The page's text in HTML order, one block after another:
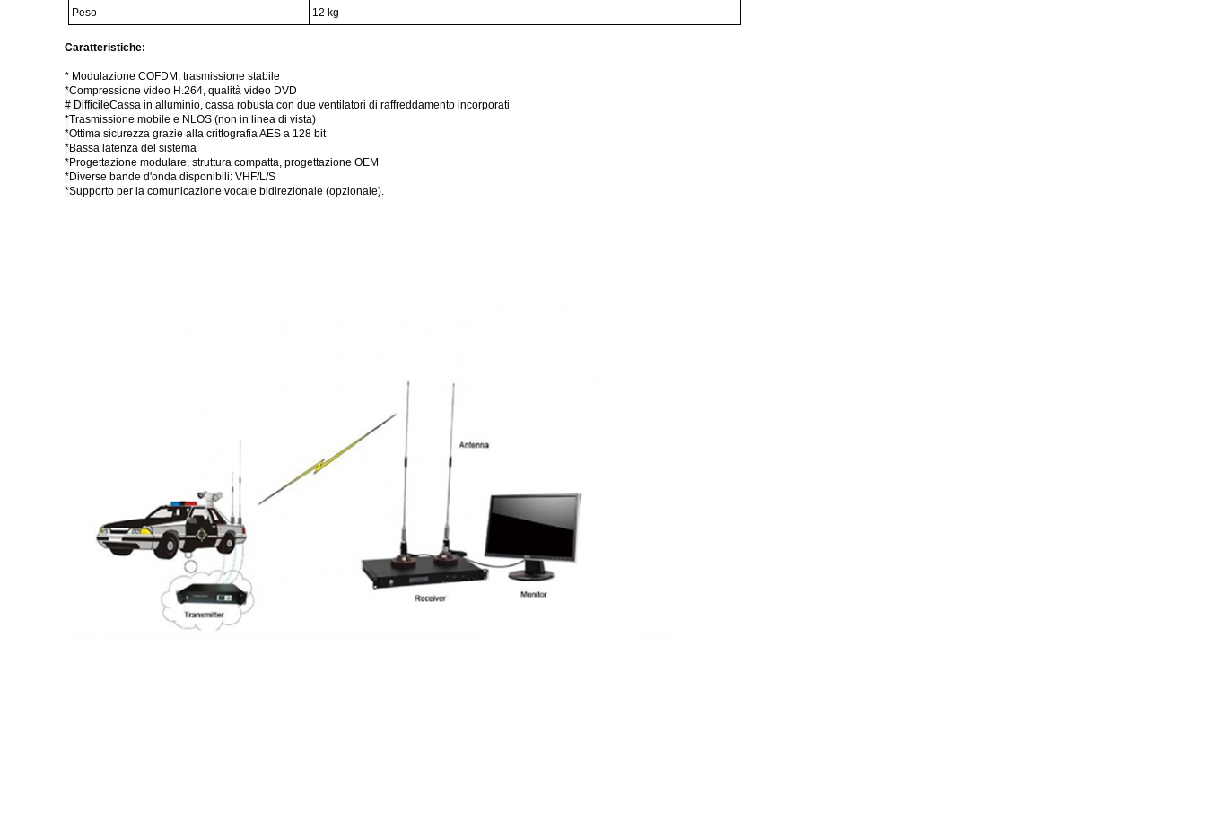
Peso
12 kg
Caratteristiche:
* Modulazione COFDM, trasmissione stabile
*Compressione video H.264, qualità video DVD
# DifficileCassa in alluminio, cassa robusta con due ventilatori di raffreddamento incorporati
*Trasmissione mobile e NLOS (non in linea di vista)
*Ottima sicurezza grazie alla crittografia AES a 128 bit
*Bassa latenza del sistema
*Progettazione modulare, struttura compatta, progettazione OEM
*Diverse bande d'onda disponibili: VHF/L/S
*Supporto per la comunicazione vocale bidirezionale (opzionale).